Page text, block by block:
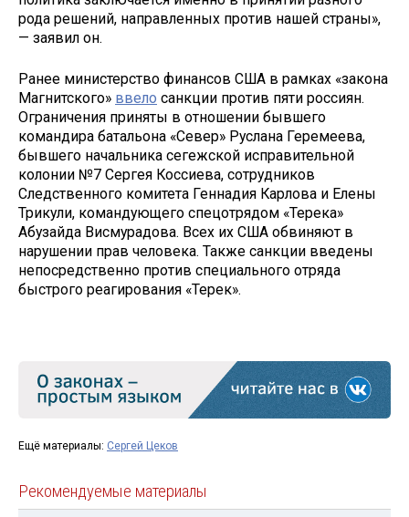
рода решений, направленных против нашей страны»,
— заявил он.
Ранее министерство финансов США в рамках «закона
Магнитского» ввело санкции против пяти россиян.
Ограничения приняты в отношении бывшего
командира батальона «Север» Руслана Геремеева,
бывшего начальника сегежской исправительной
колонии №7 Сергея Коссиева, сотрудников
Следственного комитета Геннадия Карлова и Елены
Трикули, командующего спецотрядом «Терека»
Абузайда Висмурадова. Всех их США обвиняют в
нарушении прав человека. Также санкции введены
непосредственно против специального отряда
быстрого реагирования «Терек».
Ещё материалы: Сергей Цеков
Рекомендуемые материалы